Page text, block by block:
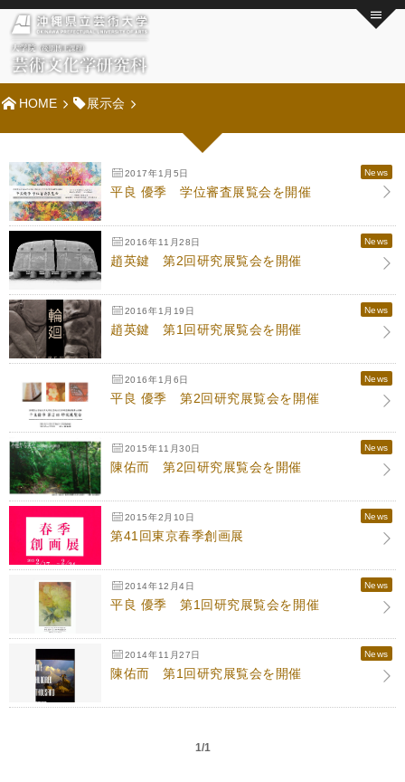
HOME 展示会
2017年1月5日 News
平良 優季 学位審査展覧会を開催
2016年11月28日 News
趙英鍵 第2回研究展覧会を開催
2016年1月19日 News
趙英鍵 第1回研究展覧会を開催
2016年1月6日 News
平良 優季 第2回研究展覧会を開催
2015年11月30日 News
陳佑而 第2回研究展覧会を開催
2015年2月10日 News
第41回東京春季創画展
2014年12月4日 News
平良 優季 第1回研究展覧会を開催
2014年11月27日 News
陳佑而 第1回研究展覧会を開催
1/1